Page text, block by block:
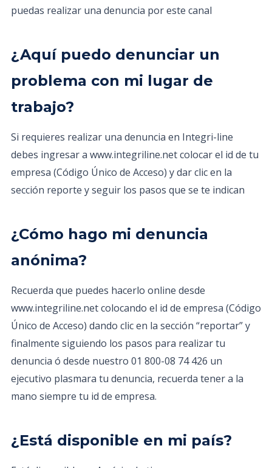
puedas realizar una denuncia por este canal
¿Aquí puedo denunciar un
problema con mi lugar de
trabajo?
Si requieres realizar una denuncia en Integri-line
debes ingresar a www.integriline.net colocar el id de tu
empresa (Código Único de Acceso) y dar clic en la
sección reporte y seguir los pasos que se te indican
¿Cómo hago mi denuncia
anónima?
Recuerda que puedes hacerlo online desde
www.integriline.net colocando el id de empresa (Código
Único de Acceso) dando clic en la sección “reportar” y
finalmente siguiendo los pasos para realizar tu
denuncia ó desde nuestro 01 800-08 74 426 un
ejecutivo plasmara tu denuncia, recuerda tener a la
mano siempre tu id de empresa.
¿Está disponible en mi país?